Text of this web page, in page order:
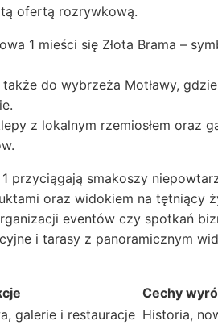
ofertą rozrywkową.
1 mieści się Złota Brama –
do wybrzeża Motławy,
z lokalnym rzemiosłem oraz
przyciągają smakoszy
oraz widokiem na tętniący
eventów czy spotkań
i tarasy z panoramicznym
Cechy
galerie i restauracje Historia,